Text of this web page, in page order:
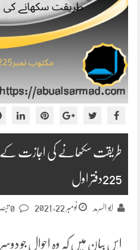
طریقت سکھانے کی اجازت کے
225دفتر اول
ابو السرمد نومبر 22, 2021
اس بیان میں کہ وہ احوال جو